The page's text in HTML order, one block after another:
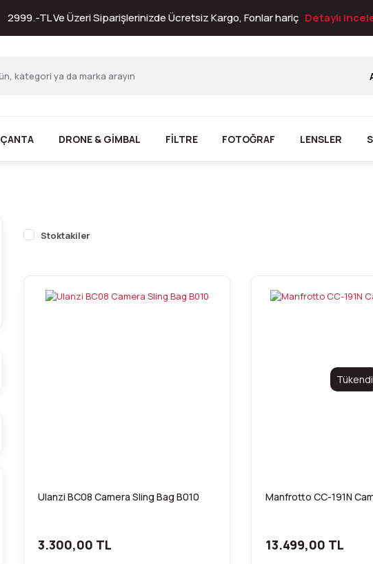
2999.-TL Ve Üzeri Siparişlerinizde Ücretsiz Kargo, Fonlar hariç Detaylı
ÇANTA DRONE & GİMBAL FİLTRE FOTOĞRAF LENSLER
Stoktakiler
Ulanzi BC08 Camera Sling Bag B010
3.300,00 TL
Tükendi
Manfrotto CC-191N
13.499,00 TL